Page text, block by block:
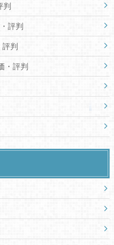
判
評判
評判
・評判